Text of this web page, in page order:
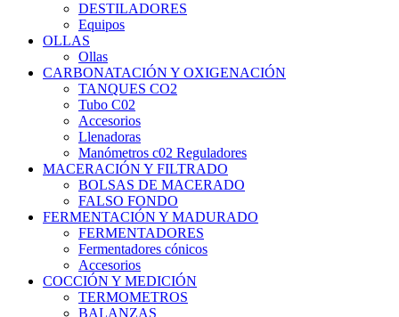
DESTILADORES
Equipos
OLLAS
Ollas
CARBONATACIÓN Y OXIGENACIÓN
TANQUES CO2
Tubo C02
Accesorios
Llenadoras
Manómetros c02 Reguladores
MACERACIÓN Y FILTRADO
BOLSAS DE MACERADO
FALSO FONDO
FERMENTACIÓN Y MADURADO
FERMENTADORES
Fermentadores cónicos
Accesorios
COCCIÓN Y MEDICIÓN
TERMOMETROS
BALANZAS